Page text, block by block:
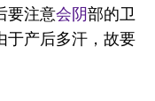
要注意会阴部的卫
于产后多汗，故要